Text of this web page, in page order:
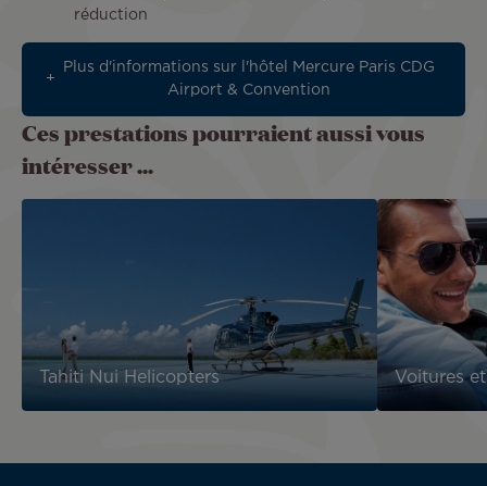
réduction
Plus d'informations sur l'hôtel Mercure Paris CDG
Airport & Convention
Ces prestations pourraient aussi vous
intéresser ...
Tahiti Nui Helicopters Voitures